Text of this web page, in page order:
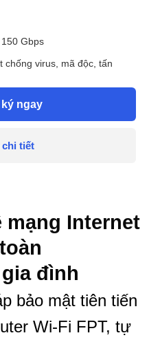
Gbps
chống virus, mã độc, tấn
ngay
chi tiết
mạng Internet
đình
bảo mật tiên tiến
Wi-Fi FPT, tự